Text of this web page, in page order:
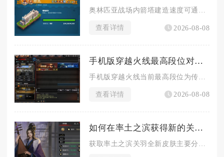
奥林匹亚战场内箭塔建造速度可通过叠加多层百分比增益、前置资源...
查看详情 2026-08-08
手机版穿越火线最高段位对战战绩要求如何
查看详情 2026-08-08
如何在率土之滨获得新的关羽皮肤